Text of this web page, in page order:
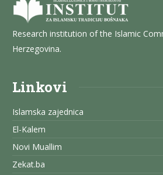
Research institution of the Islamic
Herzegovina.
Linkovi
Islamska zajednica
El-Kalem
Novi Muallim
Zekat.ba